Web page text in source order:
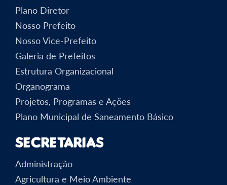
Plano Diretor
Nosso Prefeito
Nosso Vice-Prefeito
Galeria de Prefeitos
Estrutura Organizacional
Organograma
Projetos, Programas e Ações
Plano Municipal de Saneamento Básico
Secretarias
Administração
Agricultura e Meio Ambiente